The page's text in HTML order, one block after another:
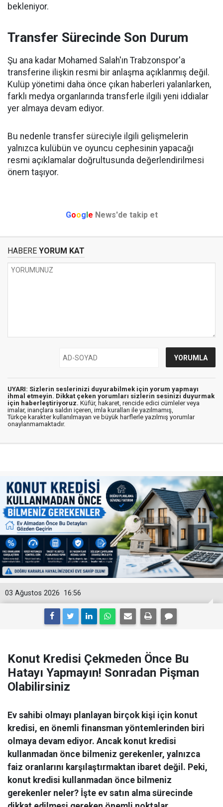
bekleniyor.
Transfer Sürecinde Son Durum
Şu ana kadar Mohamed Salah'ın Trabzonspor'a
transferine ilişkin resmi bir anlaşma açıklanmış değil.
Kulüp yönetimi daha önce çıkan haberleri yalanlarken,
farklı medya organlarında transferle ilgili yeni iddialar
yer almaya devam ediyor.
Bu nedenle transfer süreciyle ilgili gelişmelerin
yalnızca kulübün ve oyuncu cephesinin yapacağı
resmi açıklamalar doğrultusunda değerlendirilmesi
önem taşıyor.
Google News'de takip et
HABERE YORUM KAT
UYARI: Sizlerin seslerinizi duyurabilmek için yorum yapmayı
ihmal etmeyin. Dikkat çeken yorumları sizlerin sesinizi duyurmak
için haberleştiriyoruz. Küfür, hakaret, rencide edici cümleler veya
imalar, inançlara saldırı içeren, imla kuralları ile yazılmamış,
Türkçe karakter kullanılmayan ve büyük harflerle yazılmış yorumlar
onaylanmamaktadır.
16:56
03 Ağustos 2026
Konut Kredisi Çekmeden Önce Bu
Hatayı Yapmayın! Sonradan Pişman
Olabilirsiniz
Ev sahibi olmayı planlayan birçok kişi için konut
kredisi, en önemli finansman yöntemlerinden biri
olmaya devam ediyor. Ancak konut kredisi
kullanmadan önce bilmeniz gerekenler, yalnızca
faiz oranlarını karşılaştırmaktan ibaret değil. Peki,
konut kredisi kullanmadan önce bilmeniz
gerekenler neler? İşte ev satın alma sürecinde